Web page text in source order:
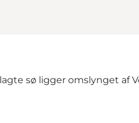
sø ligger omslynget af